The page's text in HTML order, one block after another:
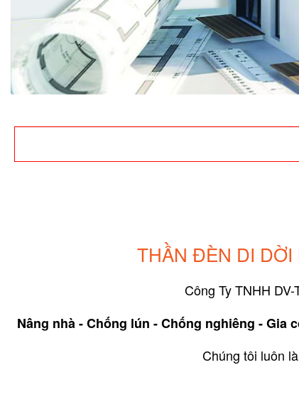
THẦN ĐÈN DI DỜI
Công Ty TNHH
Nâng nhà - Chống lún - Chống nghiêng -
Chúng tôi luôn